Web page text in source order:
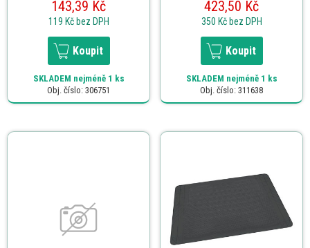
143,39 Kč
119 Kč bez DPH
Koupit
SKLADEM nejméně 1 ks
Obj. číslo: 306751
423,50 Kč
350 Kč bez DPH
Koupit
SKLADEM nejméně 1 ks
Obj. číslo: 311638